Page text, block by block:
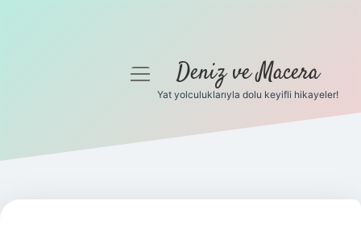
Gizlilik Politikası
Yasal Uyarı
menüyüDeniz ve Macera
Yat yolculuklarıyla dolu keyifli hikayeler!